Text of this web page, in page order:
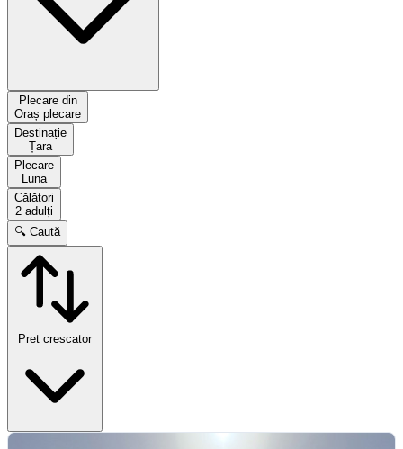
Plecare din
Oraș plecare
Destinație
Țara
Plecare
Luna
Călători
2 adulți
🔍 Caută
Pret crescator